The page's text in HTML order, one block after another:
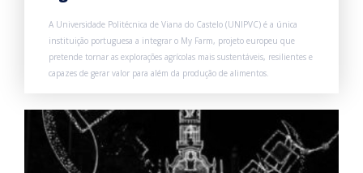
A Universidade Politécnica de Viana do Castelo (UNIPVC) é a única
instituição portuguesa a integrar o My Farm, projeto europeu que
pretende tornar as explorações agrícolas mais sustentáveis, resilientes e
capazes de gerar valor para além da produção de alimentos.